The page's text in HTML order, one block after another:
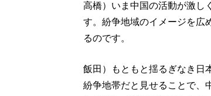
高橋）いま中国の活動が激し
す。紛争地域のイメージを広
るのです。
飯田）もともと揺るぎなき日
紛争地帯だと見せることで、